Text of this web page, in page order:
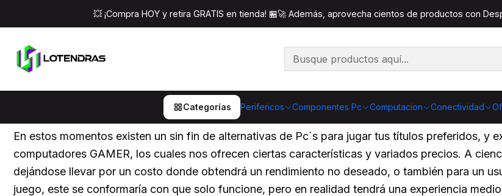
Categorías Perifericos Componentes Pc Computacion Conectividad
💥 ¡Compra HOY y retira GRATIS en tienda! 🏪🚀 Además, aprovecha cientos de productos con
Inicio Blog Buscando el PC GAMER
Buscando el PC GAMER economico
En estos momentos existen un sin fin de alternativas de Pc´s para jugar tus títulos preferidos, y
computadores GAMER, los cuales nos ofrecen ciertas características y variados precios. A
dejándose llevar por un costo donde obtendrá un rendimiento no deseado, o también para un
juego, este se conformaría con que solo funcione, pero en realidad tendrá una experiencia